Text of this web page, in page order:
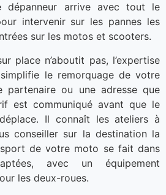
dépanneur arrive avec tout le
intervenir sur les pannes les
sur les motos et scooters.
place n’aboutit pas, l’expertise
le remorquage de votre
partenaire ou une adresse que
est communiqué avant que le
Il connaît les ateliers à
conseiller sur la destination la
de votre moto se fait dans
avec un équipement
les deux-roues.